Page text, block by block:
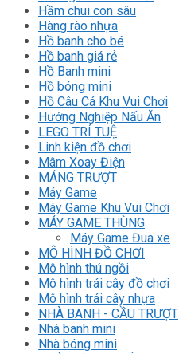
Hầm chui con sâu
Hàng rào nhựa
Hồ banh cho bé
Hồ banh giá rẻ
Hồ Banh mini
Hồ bóng mini
Hồ Câu Cá Khu Vui Chơi
Hướng Nghiệp Nấu Ăn
LEGO TRÍ TUỆ
Linh kiện đồ chơi
Mâm Xoay Điện
MÁNG TRƯỢT
Máy Game
Máy Game Khu Vui Chơi
MÁY GAME THÙNG
Máy Game Đua xe
MÔ HÌNH ĐỒ CHƠI
Mô hình thú ngồi
Mô hình trái cây đồ chơi
Mô hình trái cây nhựa
NHÀ BANH - CẦU TRƯỢT
Nhà banh mini
Nhà bóng mini